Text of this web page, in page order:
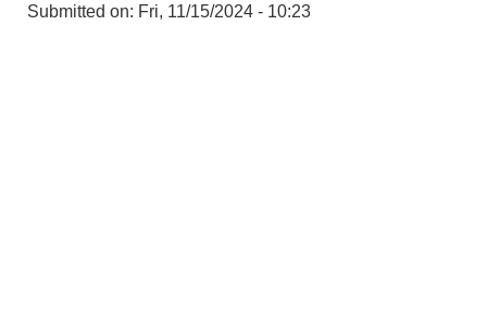
Submitted on: Fri, 11/15/2024 - 10:23